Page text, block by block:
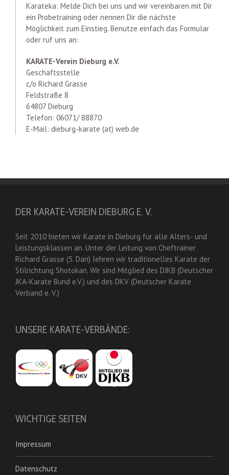
Karateka: Melde Dich bei uns und wir vereinbaren mit Dir
ein Probetraining oder nennen Dir die nächste
Möglichkeit zum Einstieg. Benutze einfach das Formular
oder ruf uns an:
KARATE-Verein Dieburg e.V.
Geschäftsstelle
c/o Richard Grasse
Feldstraße 8
64807 Dieburg
Telefon: 06071/ 88870
E-Mail: dieburg-karate (at) web.de
DER KARATE-VEREIN DIEBURG E. V.
Seit 2010 bieten wir Karate in Dieburg für alle Alters- und
Leistungsklassen an. Unter der Leitung von Cheftrainer
Richard Grasse (5. Dan) lehren wir traditionelles Karate der
Stilrichtung Shotokan. Wir sind Mitglied des DJKB (Deutscher
JKA-Karate Bund e.V.) und des DKV (Deutscher Karate
Verband e. V.)
UNSERE KARATE-VERBÄNDE:
WICHTIGE SEITEN
Impressum
Datenschutz